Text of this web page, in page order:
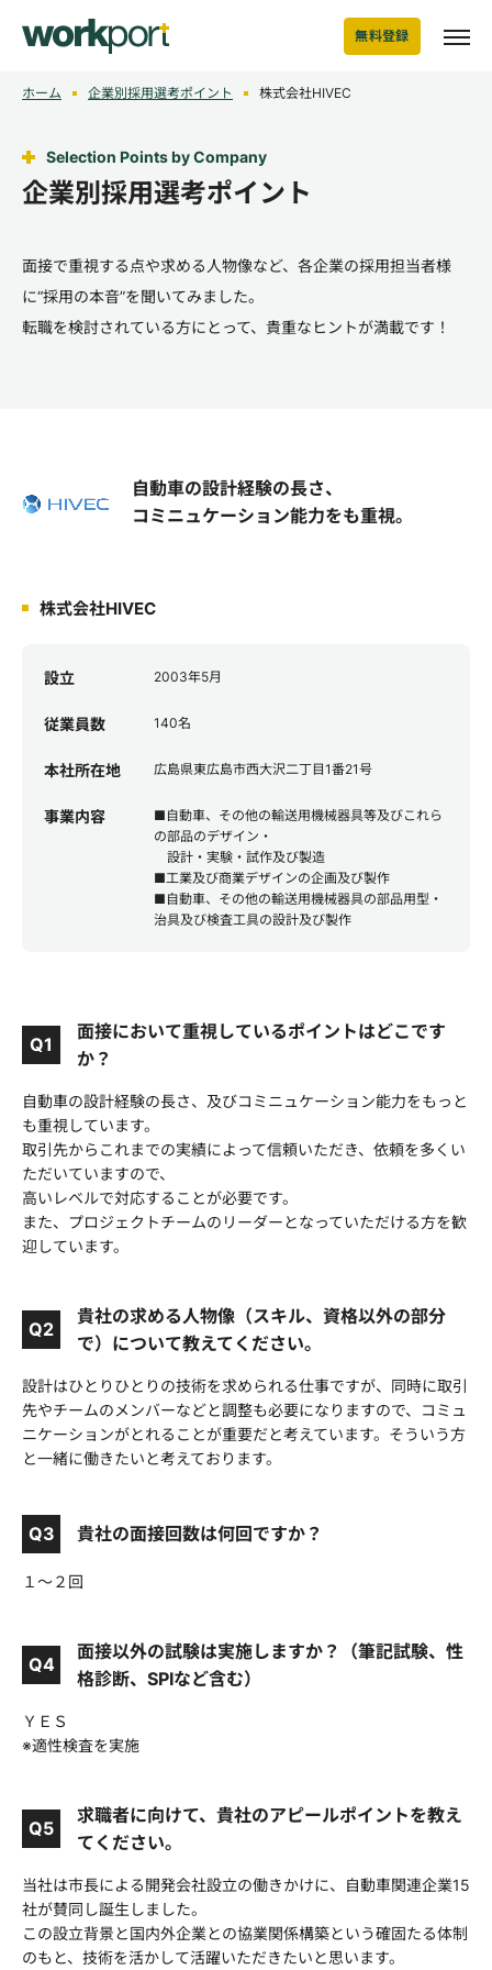
無料登録
ホーム 企業別採用選考ポイント 株式会社HIVEC
Selection Points by Company
企業別採用選考ポイント
面接で重視する点や求める人物像など、各企業の採用担当者様
に“採用の本音”を聞いてみました。
転職を検討されている方にとって、貴重なヒントが満載です！
自動車の設計経験の長さ、
コミニュケーション能力をも重視。
株式会社HIVEC
設立 2003年5月
従業員数 140名
本社所在地 広島県東広島市西大沢二丁目1番21号
事業内容
■自動車、その他の輸送用機械器具等及びこれら
の部品のデザイン・
設計・実験・試作及び製造
■工業及び商業デザインの企画及び製作
■自動車、その他の輸送用機械器具の部品用型・
治具及び検査工具の設計及び製作
Q1
面接において重視しているポイントはどこです
か？
自動車の設計経験の長さ、及びコミニュケーション能力をもっと
も重視しています。
取引先からこれまでの実績によって信頼いただき、依頼を多くい
ただいていますので、
高いレベルで対応することが必要です。
また、プロジェクトチームのリーダーとなっていただける方を歓
迎しています。
Q2
貴社の求める人物像（スキル、資格以外の部分
で）について教えてください。
設計はひとりひとりの技術を求められる仕事ですが、同時に取引
先やチームのメンバーなどと調整も必要になりますので、コミュ
ニケーションがとれることが重要だと考えています。そういう方
と一緒に働きたいと考えております。
Q3 貴社の面接回数は何回ですか？
１～２回
Q4
面接以外の試験は実施しますか？（筆記試験、性
格診断、SPIなど含む）
ＹＥＳ
※適性検査を実施
Q5
求職者に向けて、貴社のアピールポイントを教え
てください。
当社は市長による開発会社設立の働きかけに、自動車関連企業15
社が賛同し誕生しました。
この設立背景と国内外企業との協業関係構築という確固たる体制
のもと、技術を活かして活躍いただきたいと思います。